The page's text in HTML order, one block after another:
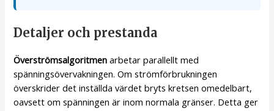
Detaljer och prestanda
Överströmsalgoritmen arbetar parallellt med
spänningsövervakningen. Om strömförbrukningen
överskrider det inställda värdet bryts kretsen omedelbart,
oavsett om spänningen är inom normala gränser. Detta ger